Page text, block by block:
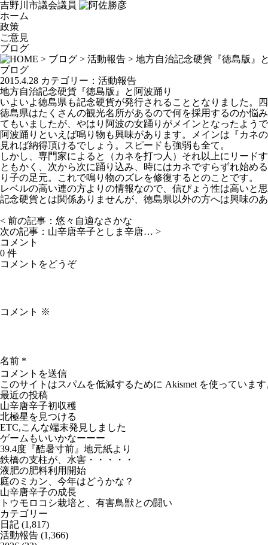
吉野川市議会議員
ホーム
政策
ご意見
ブログ
> ブログ > 活動報告 > 地方自治記念硬貨『徳島版』
ブログ
2015.4.28 カテゴリー： 活動報告
地方自治記念硬貨『徳島版』と阿波踊り
いよいよ徳島県も記念硬貨が発行されることとなりました。
徳島県はたくさんの観光名所があるので何を採用するのか悩
てもいましたが、やはり阿波の女踊りがメインとなったよう
阿波踊りといえば鳴り物も興味があります。メインは『カネ
見れば納得頂けるでしょう。スピードも強弱も全て。
しかし、専門家によると（カネを打つ人）それ以上にリード
ともかく、次から次に踊り込み、時にはカネですらずれ始め
り子の足元。これで鳴り物のズレを修復するとのことです。
レベルの高い連の方よりの情報なので、信ぴょう性は高いと
記念硬貨とは関係ありませんが、徳島県以外の方へは興味の
< 前の記事： 悠々自適なさかな
次の記事： 山辛唐辛子としま辛唐… >
コメント
0 件
コメントをどうぞ
コメント ※
名前 *
このサイトはスパムを低減するために Akismet を使っていま
最近の投稿
山辛唐辛子初収穫
北極星を見つける
ETC,こんな端末発見しました
ゲームもいいかなーーー
39.4度『酷暑寸前』地元紙より
鉄橋の支柱が、水害・・・・・
液肥の肥料利用開始
庭のミカン、今年はどうかな？
山辛唐辛子の成長
トウモロコシ栽培と、有害鳥獣との闘い
カテゴリー
日記 (1,817)
活動報告 (1,366)